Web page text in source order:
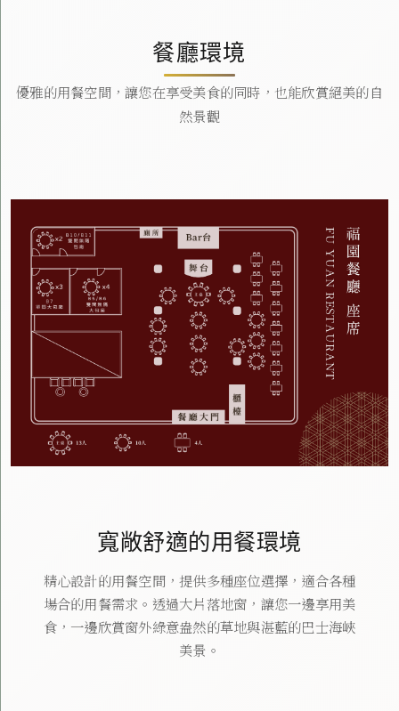
餐廳環境
優雅的用餐空間，讓您在享受美食的同時，也能欣賞絕美的自
然景觀
寬敞舒適的用餐環境
精心設計的用餐空間，提供多種座位選擇，適合各種
場合的用餐需求。透過大片落地窗，讓您一邊享用美
食，一邊欣賞窗外綠意盎然的草地與湛藍的巴士海峽
美景。